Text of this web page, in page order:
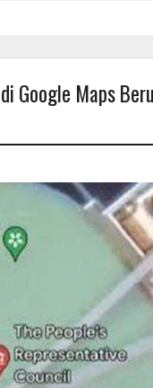
di Google Maps